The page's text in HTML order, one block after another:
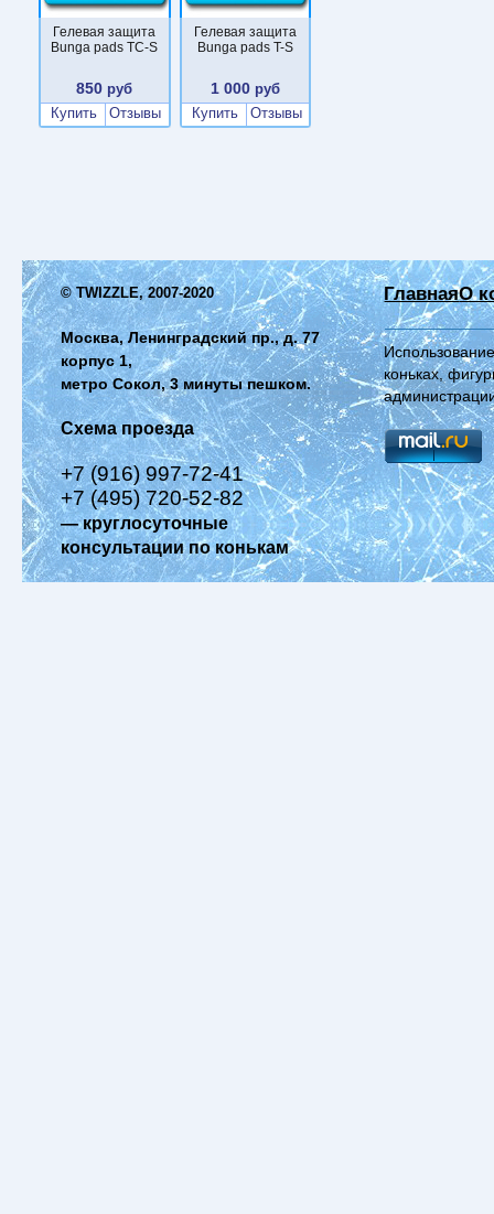
Гелевая защита
Bunga pads TC-S
850 руб
Купить
Отзывы
Гелевая защита
Bunga pads T-S
1 000 руб
Купить
Отзывы
© TWIZZLE, 2007-2020
Москва, Ленинградский пр., д. 77
корпус 1,
метро Сокол, 3 минуты пешком.
Схема проезда
+7 (916) 997-72-41
+7 (495) 720-52-82
— круглосуточные
консультации по конькам
ГлавнаяО
коньках,